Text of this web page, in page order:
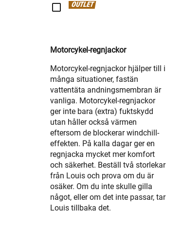
OUTLET
Motorcykel-regnjackor
Motorcykel-regnjackor hjälper till i
många situationer, fastän
vattentäta andningsmembran är
vanliga. Motorcykel-regnjackor
ger inte bara (extra) fuktskydd
utan håller också värmen
eftersom de blockerar windchill-
effekten. På kalla dagar ger en
regnjacka mycket mer komfort
och säkerhet. Beställ två storlekar
från Louis och prova om du är
osäker. Om du inte skulle gilla
något, eller om det inte passar, tar
Louis tillbaka det.